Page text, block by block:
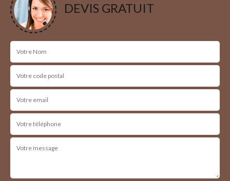
DEVIS GRATUIT